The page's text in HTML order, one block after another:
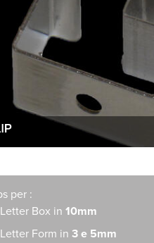
per :
Box in 10mm
Form in 3 e 5mm